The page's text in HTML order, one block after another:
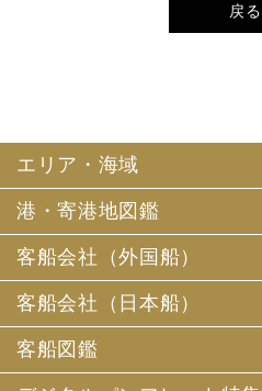
戻る
エリア・海域
港・寄港地図鑑
客船会社（外国船）
客船会社（日本船）
客船図鑑